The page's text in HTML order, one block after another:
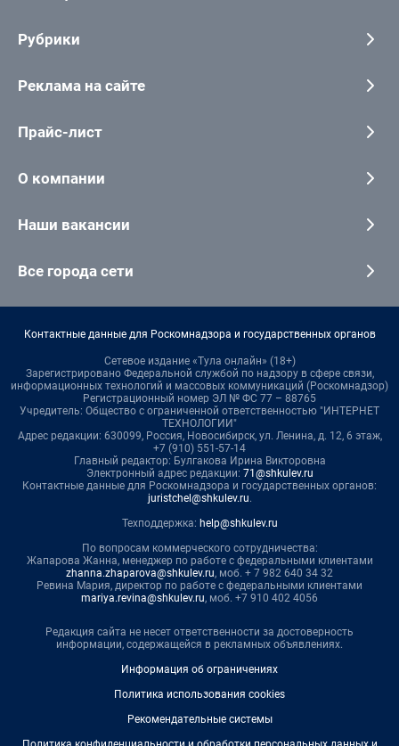
Рубрики
Реклама на сайте
Прайс-лист
О компании
Наши вакансии
Все города сети
Контактные данные для Роскомнадзора и государственных органов
Сетевое издание «Тула онлайн» (18+)
Зарегистрировано Федеральной службой по надзору в сфере связи,
информационных технологий и массовых коммуникаций (Роскомнадзор)
Регистрационный номер ЭЛ № ФС 77 – 88765
Учредитель: Общество с ограниченной ответственностью "ИНТЕРНЕТ
ТЕХНОЛОГИИ"
Адрес редакции: 630099, Россия, Новосибирск, ул. Ленина, д. 12, 6 этаж,
+7 (910) 551-57-14
Главный редактор: Булгакова Ирина Викторовна
Электронный адрес редакции: 71@shkulev.ru
Контактные данные для Роскомнадзора и государственных органов:
juristchel@shkulev.ru.
Техподдержка: help@shkulev.ru
По вопросам коммерческого сотрудничества:
Жапарова Жанна, менеджер по работе с федеральными клиентами
zhanna.zhaparova@shkulev.ru, моб. + 7 982 640 34 32
Ревина Мария, директор по работе с федеральными клиентами
mariya.revina@shkulev.ru, моб. +7 910 402 4056
Редакция сайта не несет ответственности за достоверность
информации, содержащейся в рекламных объявлениях.
Информация об ограничениях
Политика использования cookies
Рекомендательные системы